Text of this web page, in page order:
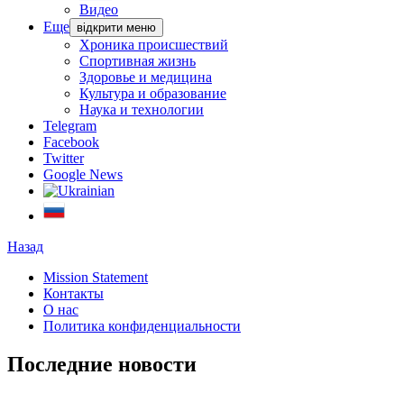
Видео
Еще відкрити меню
Хроника происшествий
Спортивная жизнь
Здоровье и медицина
Культура и образование
Наука и технологии
Telegram
Facebook
Twitter
Google News
Назад
Mission Statement
Контакты
О нас
Политика конфиденциальности
Последние новости